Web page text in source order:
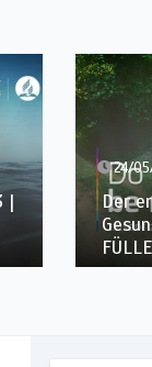
24/
für
|
Ted